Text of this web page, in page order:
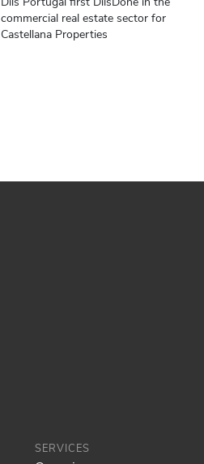
commercial real estate sector for
Castellana Properties
SERVICES